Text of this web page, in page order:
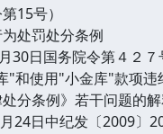
15号）
处罚处分条例
30日国务院令第４２７
"和使用"小金库"款项违
分条例》若干问题的
24日中纪发〔2009〕20